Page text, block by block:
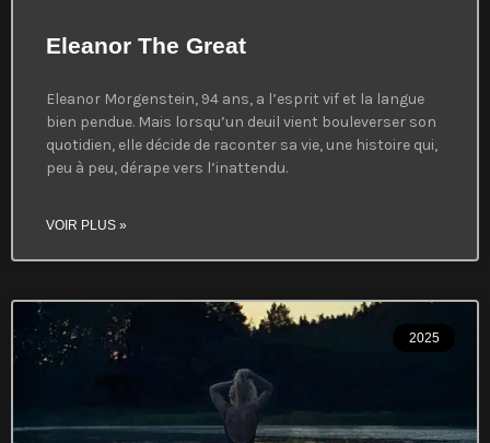
Eleanor The Great
Eleanor Morgenstein, 94 ans, a l’esprit vif et la langue
bien pendue. Mais lorsqu’un deuil vient bouleverser son
quotidien, elle décide de raconter sa vie, une histoire qui,
peu à peu, dérape vers l’inattendu.
VOIR PLUS »
2025